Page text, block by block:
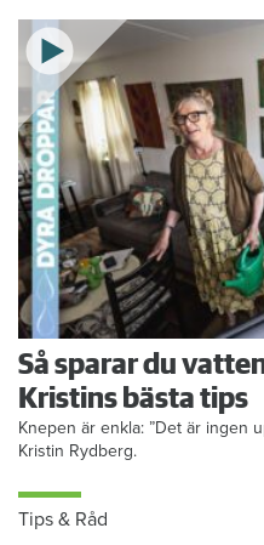
Så sparar du
Kristins bästa tips
Knepen är enkla: ”Det är ingen
Kristin Rydberg.
Tips & Råd